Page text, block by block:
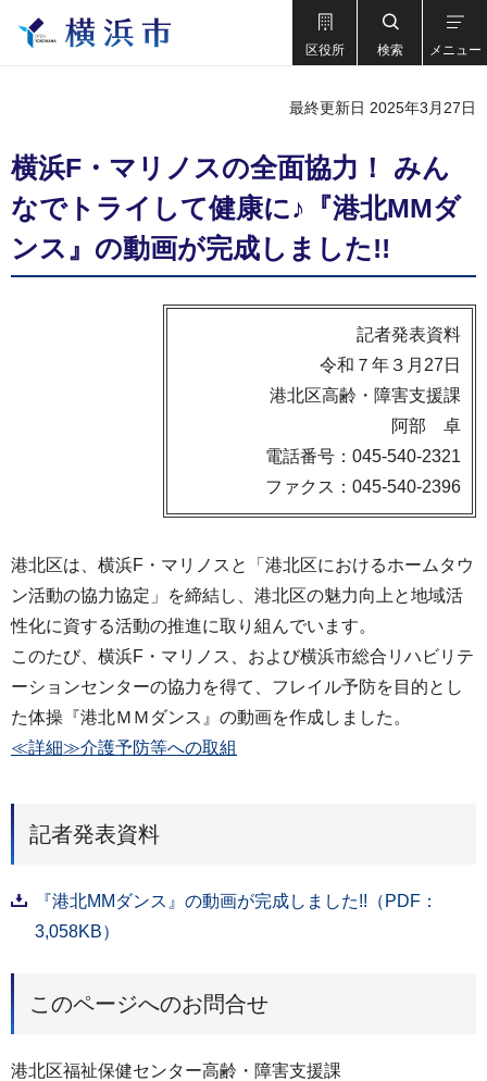
区役所 検索 メニュー
最終更新日 2025年3月27日
横浜F・マリノスの全面協力！ みん
なでトライして健康に♪『港北MMダ
ンス』の動画が完成しました!!
記者発表資料
令和７年３月27日
港北区高齢・障害支援課
阿部 卓
電話番号：045-540-2321
ファクス：045-540-2396
港北区は、横浜F・マリノスと「港北区におけるホームタウ
ン活動の協力協定」を締結し、港北区の魅力向上と地域活
性化に資する活動の推進に取り組んでいます。
このたび、横浜F・マリノス、および横浜市総合リハビリテ
ーションセンターの協力を得て、フレイル予防を目的とし
た体操『港北ＭＭダンス』の動画を作成しました。
≪詳細≫介護予防等への取組
記者発表資料
『港北MMダンス』の動画が完成しました!!（PDF：
3,058KB）
このページへのお問合せ
港北区福祉保健センター高齢・障害支援課